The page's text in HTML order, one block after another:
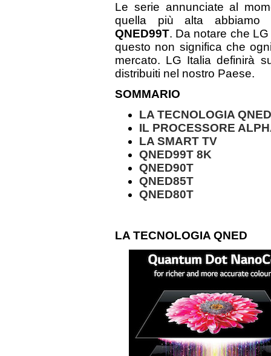
Le serie annunciate al
quella più alta abbiamo
QNED99T. Da notare che
questo non significa che
mercato. LG Italia definirà
distribuiti nel nostro Paese.
SOMMARIO
LA TECNOLOGIA QNED
IL PROCESSORE
LA SMART TV
QNED99T 8K
QNED90T
QNED85T
QNED80T
LA TECNOLOGIA QNED